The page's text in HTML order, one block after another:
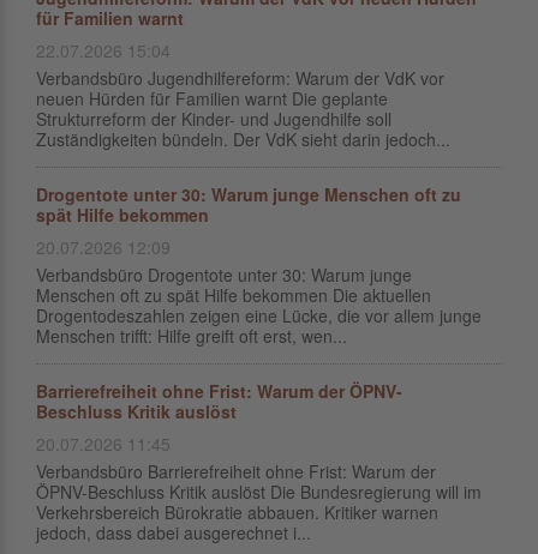
für Familien warnt
22.07.2026 15:04
Verbandsbüro Jugendhilfereform: Warum der VdK vor
neuen Hürden für Familien warnt Die geplante
Strukturreform der Kinder- und Jugendhilfe soll
Zuständigkeiten bündeln. Der VdK sieht darin jedoch...
Drogentote unter 30: Warum junge Menschen oft zu
spät Hilfe bekommen
20.07.2026 12:09
Verbandsbüro Drogentote unter 30: Warum junge
Menschen oft zu spät Hilfe bekommen Die aktuellen
Drogentodeszahlen zeigen eine Lücke, die vor allem junge
Menschen trifft: Hilfe greift oft erst, wen...
Barrierefreiheit ohne Frist: Warum der ÖPNV-
Beschluss Kritik auslöst
20.07.2026 11:45
Verbandsbüro Barrierefreiheit ohne Frist: Warum der
ÖPNV-Beschluss Kritik auslöst Die Bundesregierung will im
Verkehrsbereich Bürokratie abbauen. Kritiker warnen
jedoch, dass dabei ausgerechnet i...